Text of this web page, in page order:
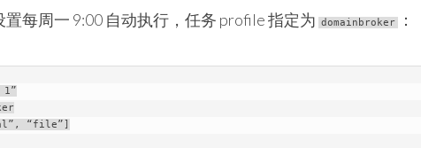
置每周一 9:00 自动执行，任务 profile 指定为 domainbroker ：
“file”]